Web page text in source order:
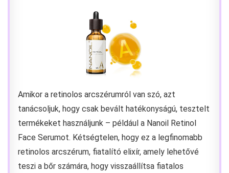
Amikor a retinolos arcszérumról van szó, azt
tanácsoljuk, hogy csak bevált hatékonyságú, tesztelt
termékeket használjunk – például a Nanoil Retinol
Face Serumot. Kétségtelen, hogy ez a legfinomabb
retinolos arcszérum, fiatalító elixír, amely lehetővé
teszi a bőr számára, hogy visszaállítsa fiatalos